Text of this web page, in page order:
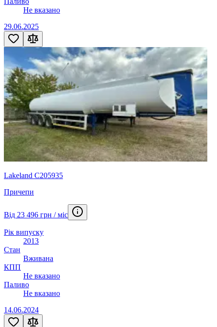
Не вказано
29.06.2025
Lakeland С205935
Причепи
Від 23 496 грн / міс
Рік випуску
2013
Стан
Вживана
КПП
Не вказано
Паливо
Не вказано
14.06.2024